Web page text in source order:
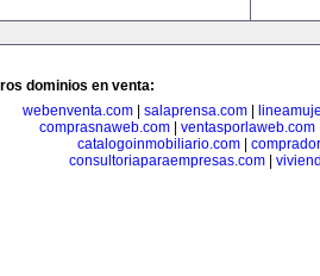
dominios en venta:
webenventa.com
salaprensa.com
comprasnaweb.com
ventasporlaweb.com
catalogoinmobiliario.com|
consultoriaparaempresas.com|